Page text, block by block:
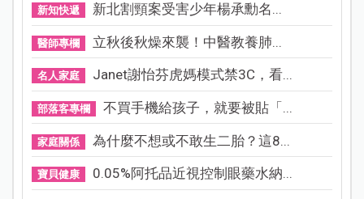
新知快遞 新北割頸案受害少年楊承勳名...
醫師專欄 立秋後秋燥來襲！中醫教養肺...
名人家庭 Janet謝怡芬虎媽模式禁3C，看...
部落客專欄 不買手機給孩子，就要被貼「...
家庭關係 為什麼不想或不敢生二胎？這8...
寶貝健康 0.05%阿托品近視控制眼藥水納...